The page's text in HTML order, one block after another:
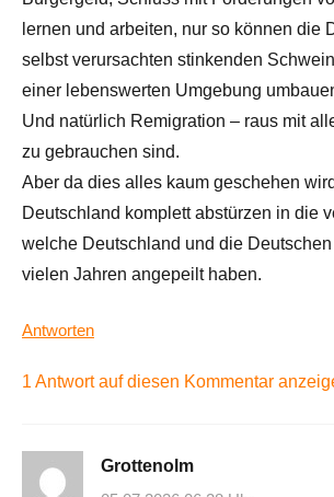
lernen und arbeiten, nur so können die
selbst verursachten stinkenden
einer lebenswerten Umgebung
Und natürlich Remigration – raus mit
zu gebrauchen sind.
Aber da dies alles kaum geschehen
Deutschland komplett abstürzen in die
welche Deutschland und die
vielen Jahren angepeilt haben.
Antworten
1 Antwort auf diesen Kommentar
Grottenolm